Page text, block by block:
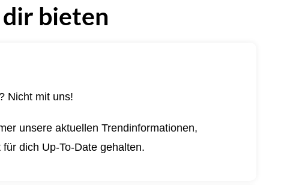
bieten
Nicht mit uns!
unsere aktuellen Trendinformationen,
für dich Up-To-Date gehalten.